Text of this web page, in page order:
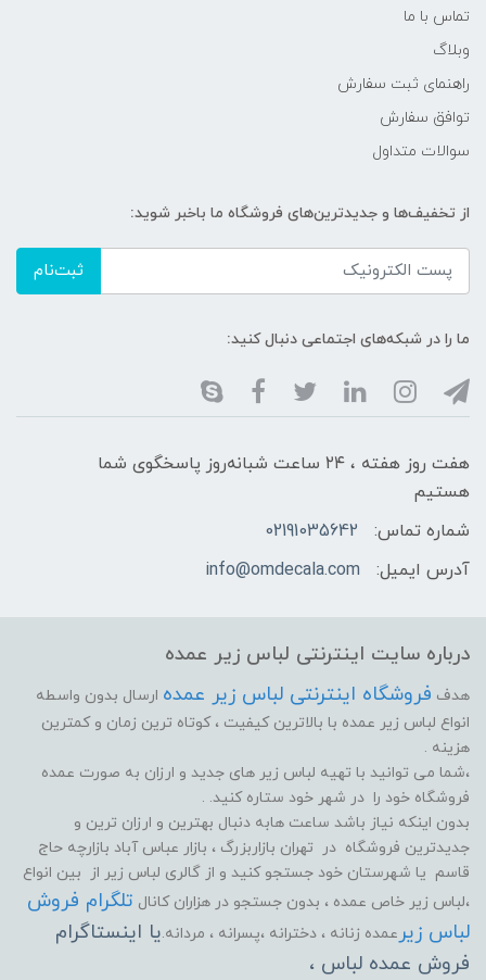
تماس با ما
وبلاگ
راهنمای ثبت سفارش
توافق سفارش
سوالات متداول
از تخفیف‌ها و جدیدترین‌های فروشگاه ما باخبر شوید:
ثبت‌نام
ما را در شبکه‌های اجتماعی دنبال کنید:
هفت روز هفته ، ۲۴ ساعت شبانه‌روز پاسخگوی شما
هستیم
شماره تماس:
02191035642
آدرس ایمیل:
info@omdecala.com
درباره سایت اینترنتی لباس زیر عمده
هدف فروشگاه اینترنتی لباس زیر عمده ارسال بدون واسطه
انواع لباس زیر عمده با بالاترین کیفیت ، کوتاه ترین زمان و کمترین
هزینه .
،شما می توانید با تهیه لباس زیر های جدید و ارزان به صورت عمده
فروشگاه خود را در شهر خود ستاره کنید. .
بدون اینکه نیاز باشد ساعت هابه دنبال بهترین و ارزان ترین و
جدیدترین فروشگاه در تهران بازاربزرگ ، بازار عباس آباد بازارچه حاج
قاسم یا شهرستان خود جستجو کنید و از گالری لباس زیر از بین انواع
،لباس زیر خاص عمده ، بدون جستجو در هزاران کانال تلگرام فروش
لباس زیر عمده زنانه ، دخترانه ،پسرانه ، مردانه.یا اینستاگرام
فروش عمده لباس ،